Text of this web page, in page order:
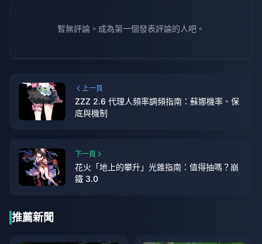
暫無評論。成為第一個發表評論的人吧。
上一頁
ZZZ 2.6 代理人頻率調頻指南：蘇娜機率、保
底與機制
下一頁
花火「地上的攀升」光錐指南：值得抽嗎？崩
鐵 3.0
推薦新聞